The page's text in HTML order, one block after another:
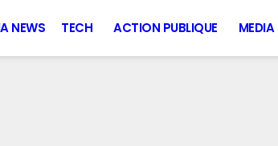
IA NEWS TECH ACTION PUBLIQUE MEDIA